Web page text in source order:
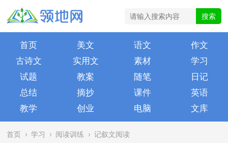
首页 美文 语文
作文
古诗文
实用文 素材
学习
试题
教案 随笔
日记
总结
摘抄 课件
英语
教学
创业 电脑 文库
首页 › 学习 › 阅读训练 › 记叙文阅读